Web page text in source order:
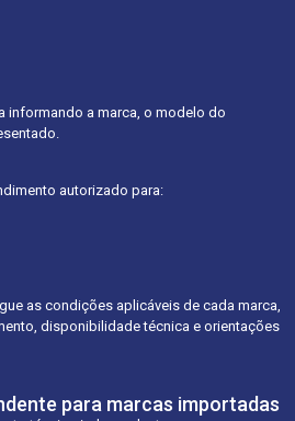
informando a marca, o modelo do
autorizado para:
as condições aplicáveis de cada marca,
disponibilidade técnica e orientações
para marcas importadas